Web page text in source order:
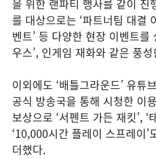
을 위한 랜파티 행사를 같이 진
를 대상으로는 ‘파트너팀 대결
벤트’ 등 다양한 현장 이벤트를
우스’, 인게임 재화와 같은 풍
이외에도 ‘배틀그라운드’ 유튜
공식 방송국을 통해 시청한 이
보상으로 ‘서펜트 가든 재킷’, ‘
‘10,000시간 플레이 스프레이
더했다.